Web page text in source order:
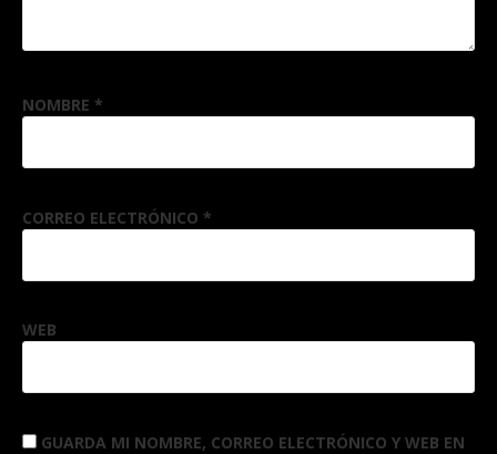
NOMBRE *
CORREO ELECTRÓNICO *
WEB
GUARDA MI NOMBRE, CORREO ELECTRÓNICO Y WEB EN